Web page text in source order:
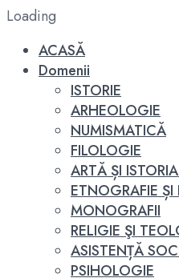
Loading
ACASĂ
Domenii
ISTORIE
ARHEOLOGIE
NUMISMATICĂ
FILOLOGIE
ARTĂ ȘI
ETNOGRAFIE
MONOGRAFII
RELIGIE ŞI
ASISTENȚĂ
PSIHOLOGIE